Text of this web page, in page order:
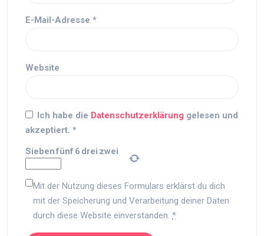
E-Mail-Adresse *
Website
Ich habe die Datenschutzerklärung gelesen und
akzeptiert. *
Siebenfünf 6 drei zwei
Mit der Nutzung dieses Formulars erklärst du dich
mit der Speicherung und Verarbeitung deiner Daten
durch diese Website einverstanden. *